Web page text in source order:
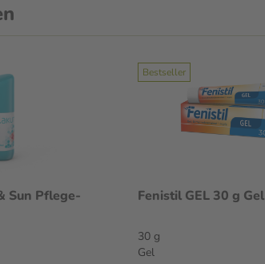
Sun Pflege-
Bestseller
Fenistil GEL 30 g Gel
30 g
Gel